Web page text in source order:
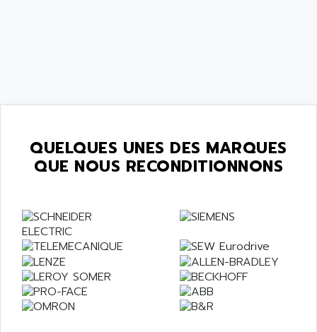
QUELQUES UNES DES MARQUES
QUE NOUS RECONDITIONNONS